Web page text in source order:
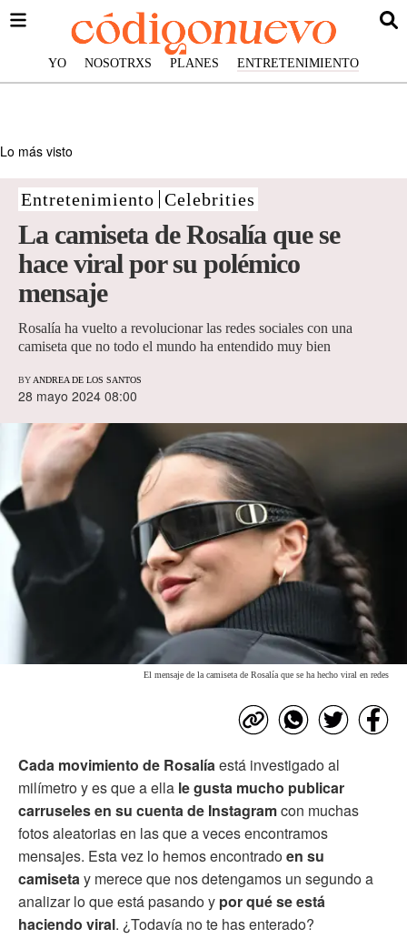
YO NOSOTRXS PLANES ENTRETENIMIENTO
Lo más visto
Entretenimiento Celebrities
La camiseta de Rosalía que se
hace viral por su polémico
mensaje
Rosalía ha vuelto a revolucionar las redes sociales con una
camiseta que no todo el mundo ha entendido muy bien
BYANDREA DE LOS SANTOS
28 mayo 2024 08:00
El mensaje de la camiseta de Rosalía que se ha hecho viral en redes
Cada movimiento de Rosalíaestá investigado al
milímetro y es que a ella le gusta mucho publicar
carruseles en su cuenta de Instagramcon muchas
fotos aleatorias en las que a veces encontramos
mensajes. Esta vez lo hemos encontradoen su
camisetay merece que nos detengamos un segundo a
analizar lo que está pasando y por qué se está
haciendo viral. ¿Todavía no te has enterado?